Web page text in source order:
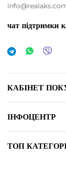
чат підтримки
КАБІНЕТ
ІНФОЦЕНТР
ТОП